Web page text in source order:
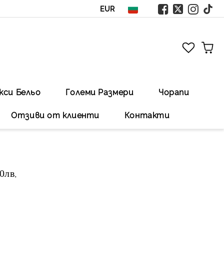
EUR
Бельо Големи Размери Чорапи
Отзиви от клиенти Контакти
.Безплатна доставка със